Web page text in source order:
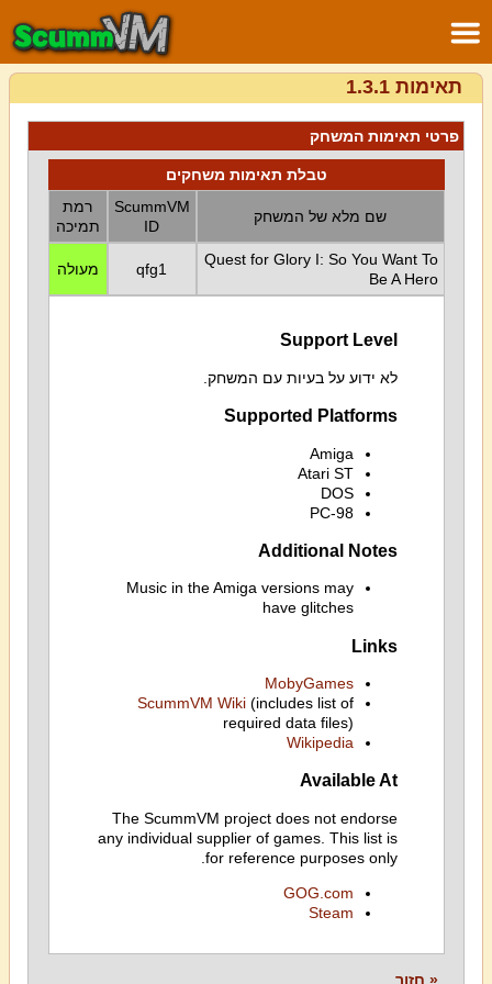
תאימות 1.3.1
פרטי תאימות המשחק
טבלת תאימות משחקים
שם מלא של המשחק
ScummVM
ID
רמת
תמיכה
Quest for Glory I: So You Want To
Be A Hero
qfg1 מעולה
Support Level
לא ידוע על בעיות עם המשחק.
Supported Platforms
Amiga
Atari ST
DOS
PC-98
Additional Notes
Music in the Amiga versions may
have glitches
Links
MobyGames
ScummVM Wiki(includes list of
required data files)
Wikipedia
Available At
The ScummVM project does not endorse
any individual supplier of games. This list is
for reference purposes only.
GOG.com
Steam
« חזור